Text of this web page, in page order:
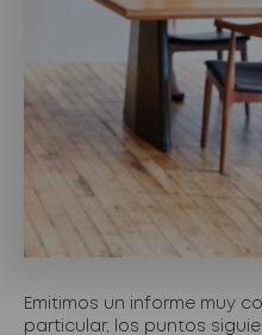
Emitimos un informe muy
particular, los puntos